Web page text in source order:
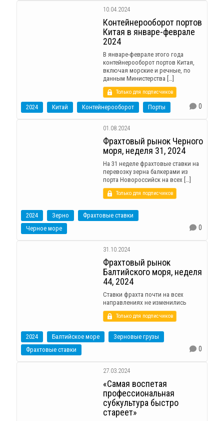
10.04.2024
Контейнерооборот портов
Китая в январе-феврале
2024
В январе-феврале этого года
контейнерооборот портов Китая,
включая морские и речные, по
данным Министерства […]
Только для подписчиков
2024 Китай Контейнерооборот Порты 0
01.08.2024
Фрахтовый рынок Черного
моря, неделя 31, 2024
На 31 неделе фрахтовые ставки на
перевозку зерна балкерами из
порта Новороссийск на всех […]
Только для подписчиков
2024 Зерно
Фрахтовые ставки
Черное море
0
31.10.2024
Фрахтовый рынок
Балтийского моря, неделя
44, 2024
Ставки фрахта почти на всех
направлениях не изменились
Только для подписчиков
2024 Балтийское море
Зерновые грузы
Фрахтовые ставки
0
27.03.2024
«Самая воспетая
профессиональная
субкультура быстро
стареет»